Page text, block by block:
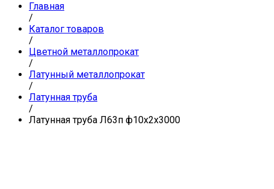
Главная
/
Каталог товаров
/
Цветной металлопрокат
/
Латунный металлопрокат
/
Латунная труба
/
Латунная труба Л63п ф10х2х3000